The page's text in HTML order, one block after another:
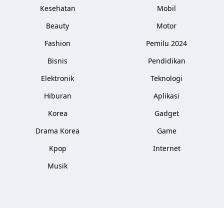
Kesehatan
Beauty
Fashion
Bisnis
Elektronik
Hiburan
Korea
Drama Korea
Kpop
Musik
Mobil
Motor
Pemilu 2024
Pendidikan
Teknologi
Aplikasi
Gadget
Game
Internet